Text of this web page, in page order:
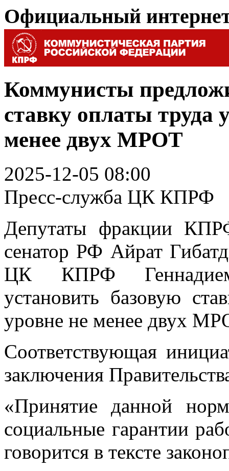
Официальный
Коммунисты
ставку оплаты труда
менее двух МРОТ
2025-12-05 08:00
Пресс-служба ЦК КПРФ
Депутаты фракции
сенатор РФ Айрат
ЦК КПРФ
установить базовую
уровне не менее двух
Соответствующая
заключения
«Принятие данной
социальные гарантии
говорится в тексте